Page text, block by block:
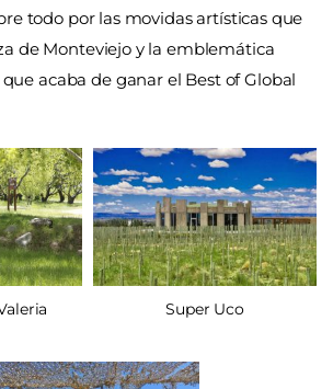
todo por las movidas artísticas que
de Monteviejo y la emblemática
acaba de ganar el Best of Global
Super Uco